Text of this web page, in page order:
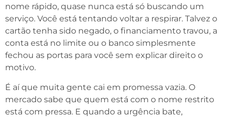
nome rápido, quase nunca está só buscando um
serviço. Você está tentando voltar a respirar. Talvez o
cartão tenha sido negado, o financiamento travou, a
conta está no limite ou o banco simplesmente
fechou as portas para você sem explicar direito o
motivo.
É aí que muita gente cai em promessa vazia. O
mercado sabe que quem está com o nome restrito
está com pressa. E quando a urgência bate,